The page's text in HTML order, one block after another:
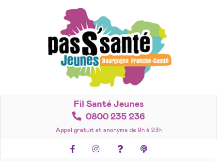
Fil Santé Jeunes
0800 235 236
Appel gratuit et anonyme de 9h à 23h
FacebookInstagramFoire aux questions